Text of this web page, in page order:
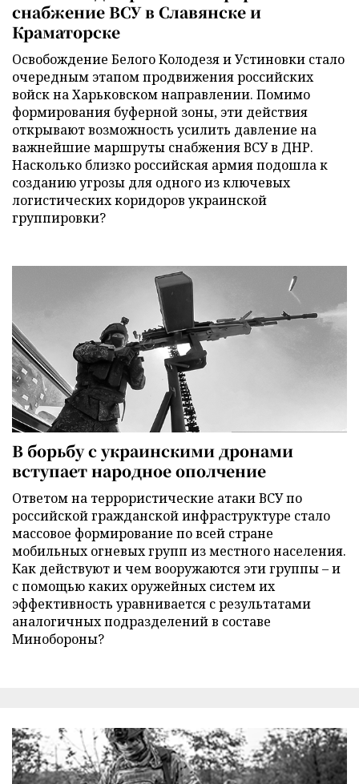
снабжение ВСУ в Славянске и
Краматорске
Освобождение Белого Колодезя и Устиновки стало
очередным этапом продвижения российских
войск на Харьковском направлении. Помимо
формирования буферной зоны, эти действия
открывают возможность усилить давление на
важнейшие маршруты снабжения ВСУ в ДНР.
Насколько близко российская армия подошла к
созданию угрозы для одного из ключевых
логистических коридоров украинской
группировки?
В борьбу с украинскими дронами
вступает народное ополчение
Ответом на террористические атаки ВСУ по
российской гражданской инфраструктуре стало
массовое формирование по всей стране
мобильных огневых групп из местного населения.
Как действуют и чем вооружаются эти группы – и
с помощью каких оружейных систем их
эффективность уравнивается с результатами
аналогичных подразделений в составе
Минобороны?